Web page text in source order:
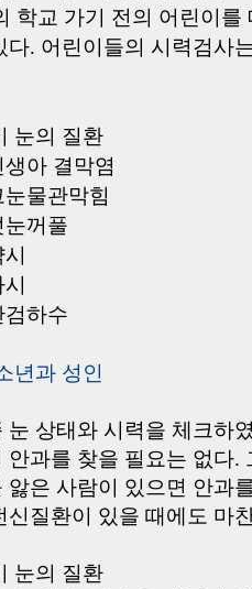
학교 가기 전의 어린이
다. 어린이들의 시력검사
눈의 질환
아 결막염
물관막힘
꺼풀
하수
년과 성인
눈 상태와 시력을 체크하
안과를 찾을 필요는 없다.
앓은 사람이 있으면 안과
신질환이 있을 때에도 마
눈의 질환